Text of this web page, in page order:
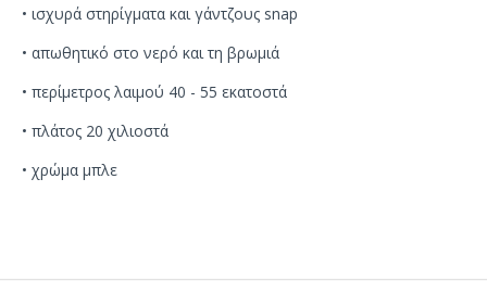
• ισχυρά στηρίγματα και γάντζους snap
• απωθητικό στο νερό και τη βρωμιά
• περίμετρος λαιμού 40 - 55 εκατοστά
• πλάτος 20 χιλιοστά
• χρώμα μπλε